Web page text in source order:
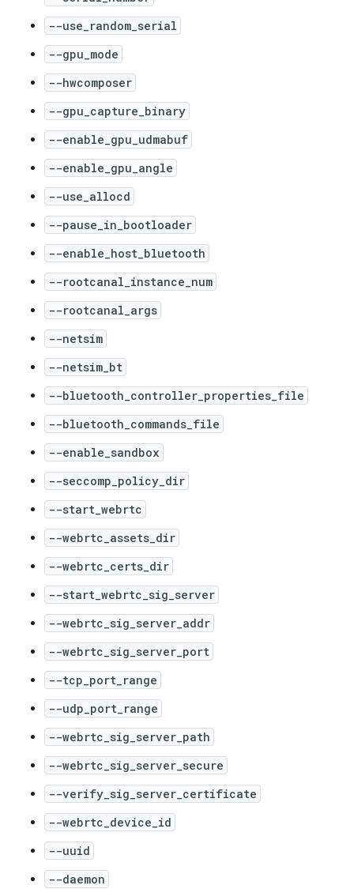
--use_random_serial
--gpu_mode
--hwcomposer
--gpu_capture_binary
--enable_gpu_udmabuf
--enable_gpu_angle
--use_allocd
--pause_in_bootloader
--enable_host_bluetooth
--rootcanal_instance_num
--rootcanal_args
--netsim
--netsim_bt
--bluetooth_controller_properties_file
--bluetooth_commands_file
--enable_sandbox
--seccomp_policy_dir
--start_webrtc
--webrtc_assets_dir
--webrtc_certs_dir
--start_webrtc_sig_server
--webrtc_sig_server_addr
--webrtc_sig_server_port
--tcp_port_range
--udp_port_range
--webrtc_sig_server_path
--webrtc_sig_server_secure
--verify_sig_server_certificate
--webrtc_device_id
--uuid
--daemon